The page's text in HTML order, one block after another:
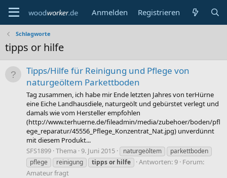
Anmelden Registrieren
Schlagworte
tipps or hilfe
Tipps/Hilfe für Reinigung und Pflege von
naturgeöltem Parkettboden
Tag zusammen, ich habe mir Ende letzten Jahres von terHürne
eine Eiche Landhausdiele, naturgeölt und gebürstet verlegt und
damals wie vom Hersteller empfohlen
(http://www.terhuerne.de/fileadmin/media/zubehoer/boden/pfl
ege_reparatur/45556_Pflege_Konzentrat_Nat.jpg) unverdünnt
mit diesem Produkt...
SFS1899 Thema 9. Juni 2015 naturgeöltem
parkettboden
pflege
reinigung tippsor hilfe Antworten: 9 Forum:
Amateur fragt